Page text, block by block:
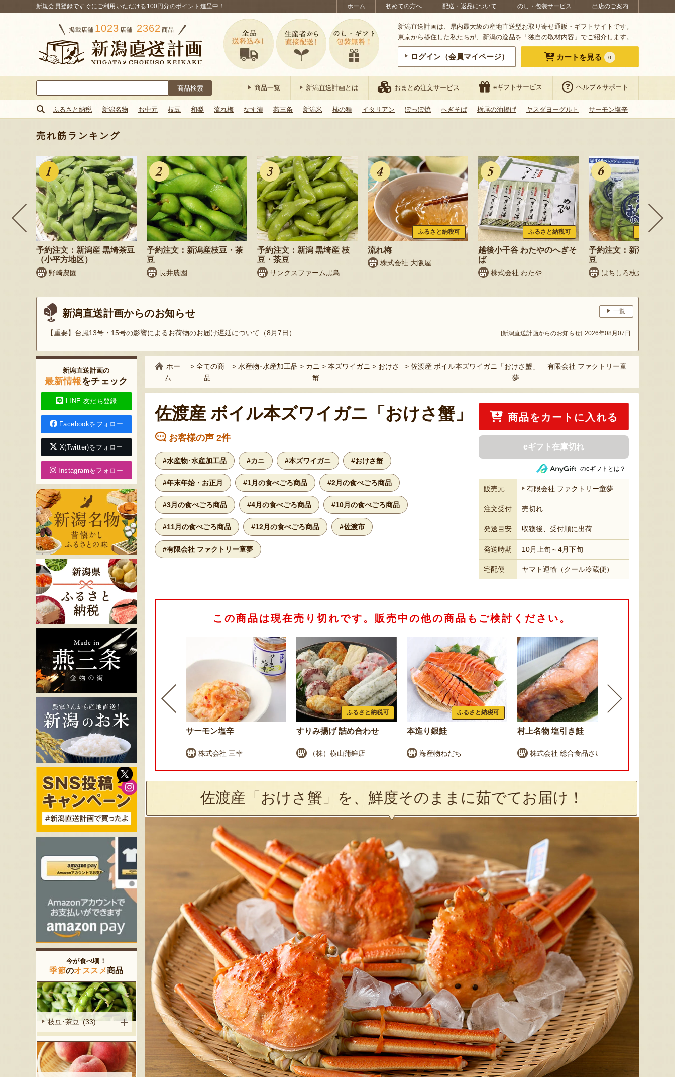
ホーム 初めての方へ 配送・返品について のし・包装サービス 出店のご案内
新規会員登録ですぐにご利用いただける100円分のポイント進呈中！
掲載店舗 1023 店舗 2362 商品
新潟直送計画は、県内最大級の産地直送型お取り寄せ通販・ギフトサイトです。
東京から移住した私たちが、新潟の逸品を「独自の取材内容」でご紹介します。
ログイン（会員マイページ） カートを見る 0
索:
商品一覧 新潟直送計画とは おまとめ注文サービス eギフトサービス ヘルプ＆サポート
ふるさと納税 新潟名物 お中元 枝豆 和梨 流れ梅 なす漬 燕三条 新潟米 柿の種 イタリアン ぽっぽ焼 へぎそば 栃尾の油揚げ ヤスダヨーグルト サーモン塩辛
売れ筋ランキング
予約注文：新潟産 黒埼茶豆
（小平方地区）
野崎農園
予約注文：新潟産枝豆・茶
豆
長井農園
予約注文：新潟 黒埼産 枝
豆・茶豆
サンクスファーム黒鳥
ふるさと納税可
流れ梅
株式会社 大阪屋
ふるさと納税可
越後小千谷 わたやのへぎそ
ば
株式会社 わたや
ふるさと納
予約注文：新潟産 枝豆
豆
はちしろ枝豆農園
新潟直送計画からのお知らせ 一覧
【重要】台風13号・15号の影響によるお荷物のお届け遅延について（8月7日） [新潟直送計画からのお知らせ] 2026年08月07日
ホー
ム
> 全ての商
品
> 水産物･水産加工品 > カニ > 本ズワイガニ > おけさ
蟹
> 佐渡産 ボイル本ズワイガニ「おけさ蟹」 – 有限会社 ファクトリー童
夢
佐渡産 ボイル本ズワイガニ「おけさ蟹」
お客様の声 2件
#水産物･水産加工品 #カニ #本ズワイガニ #おけさ蟹
#年末年始・お正月 #1月の食べごろ商品 #2月の食べごろ商品
#3月の食べごろ商品 #4月の食べごろ商品 #10月の食べごろ商品
#11月の食べごろ商品 #12月の食べごろ商品 #佐渡市
#有限会社 ファクトリー童夢
商品をカートに入れる
eギフト在庫切れ
のeギフトとは？
販売元 有限会社 ファクトリー童夢
注文受付 売切れ
発送目安 収獲後、受付順に出荷
発送時期 10月上旬～4月下旬
宅配便 ヤマト運輸（クール冷蔵便）
この商品は現在売り切れです。販売中の他の商品もご検討ください。
佐渡産 大南蛮エビ（3D凍
結）
堀川鮮魚株式会社
サーモン塩辛
株式会社 三幸
ふるさと納税可
すりみ揚げ 詰め合わせ
（株）横山蒲鉾店
ふるさと納税可
本造り銀鮭
海産物ねだち
村上名物 塩引き鮭
株式会社 総合食品さいとう
佐渡産「おけさ蟹」を、鮮度そのままに茹でてお届け！
新潟直送計画の
最新情報をチェック
LINE 友だち登録
Facebookをフォロー
X(Twitter)をフォロー
Instagramをフォロー
今が食べ頃！
季節のオススメ商品
枝豆･茶豆 (33)